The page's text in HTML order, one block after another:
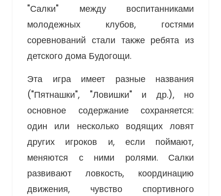
"Салки" между воспитанниками
молодежных клубов, гостями
соревнований стали также ребята из
детского дома Будогощи.
Эта игра имеет разные названия
("Пятнашки", "Ловишки" и др.), но
основное содержание сохраняется:
один или несколько водящих ловят
других игроков и, если поймают,
меняются с ними ролями. Салки
развивают ловкость, координацию
движения, чувство спортивного